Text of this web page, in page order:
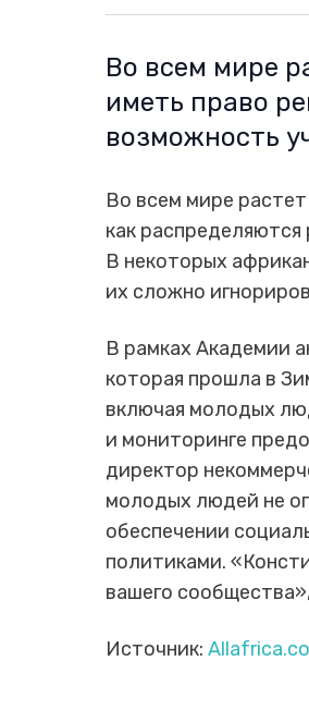
Во всем мире
иметь право
возможность
Во всем мире
как
В некоторых
их сложно
В рамках Академии
которая прошла в
включая молодых
и мониторинге
директор
молодых людей не
обеспечении
политиками.
вашего
Источник: